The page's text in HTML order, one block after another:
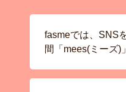
fasmeでは、SNS
間「mees(ミーズ)